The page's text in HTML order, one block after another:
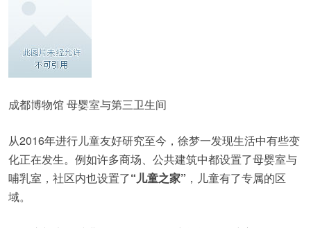
成都博物馆 母婴室与第三卫生间
从2016年进行儿童友好研究至今，徐梦一发现生活中有些变
化正在发生。例如许多商场、公共建筑中都设置了母婴室与
哺乳室，社区内也设置了“儿童之家” ，儿童有了专属的区
域。